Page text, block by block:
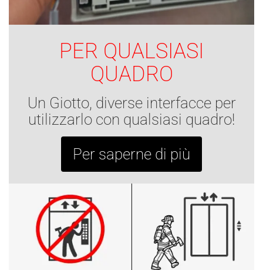
PER QUALSIASI
QUADRO
Un Giotto, diverse interfacce per
utilizzarlo con qualsiasi quadro!
Per saperne di più